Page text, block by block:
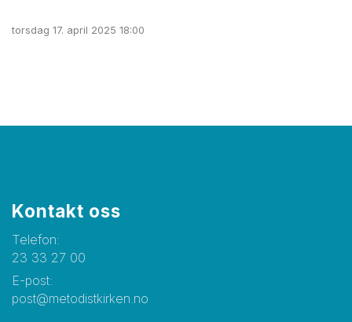
torsdag 17. april 2025 18:00
Kontakt oss
Telefon:
23 33 27 00
E-post:
post@metodistkirken.no